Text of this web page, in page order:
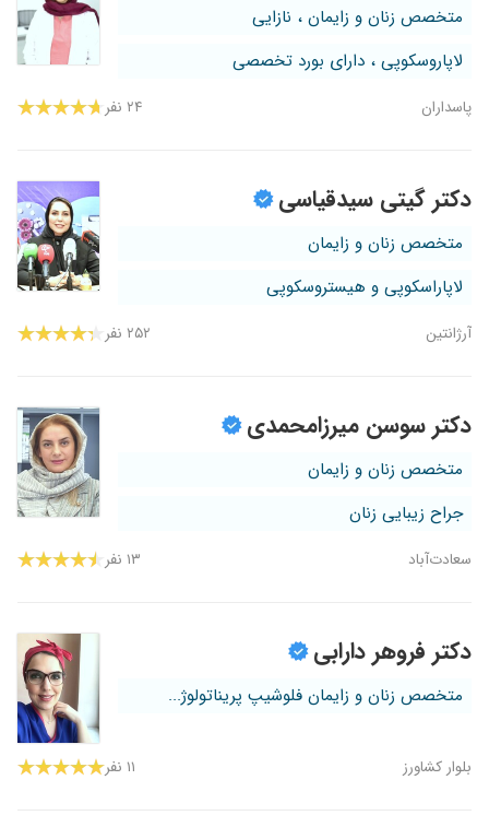
متخصص زنان و زایمان ، نازایی
لاپاروسکوپی ، دارای بورد تخصصی
پاسداران ۲۴ نفر
دکتر گیتی سیدقیاسی
متخصص زنان و زایمان
لاپاراسکوپی و هیستروسکوپی
آرژانتین ۲۵۲ نفر
دکتر سوسن میرزامحمدی
متخصص زنان و زایمان
جراح زیبایی زنان
سعادت‌آباد ۱۳ نفر
دکتر فروهر دارابی
متخصص زنان و زایمان فلوشیپ پریناتولوژ...
بلوار کشاورز ۱۱ نفر